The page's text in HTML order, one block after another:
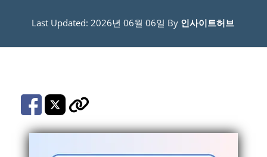
Last Updated: 2026년 06월 06일 By 인사이트허브